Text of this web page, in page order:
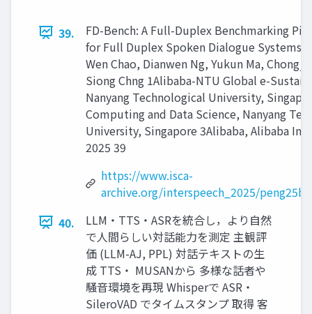
39.
FD-Bench: A Full-Duplex Benchmarking
for Full Duplex Spoken Dialogue Systems
Wen Chao, Dianwen Ng, Yukun Ma,
Siong Chng 1Alibaba-NTU Global e-
Nanyang Technological University,
Computing and Data Science, Nanyang
University, Singapore 3Alibaba, Alibaba
2025 39
https://www.isca-
archive.org/interspeech_2025/
40.
LLM・TTS・ASRを統合し，より自然
で人間らしい対話能力を測定 主観評
価 (LLM-AJ, PPL) 対話テキストの生
成 TTS・ MUSANから 多様な話者や
騒音環境を再現 Whisperで ASR・
SileroVAD でタイムスタンプ 取得 客